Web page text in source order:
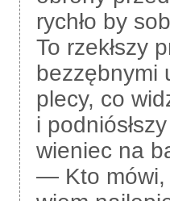
rychło by
To rzekłszy
bezzębnymi
plecy, co
i
wieniec na
— Kto mówi,